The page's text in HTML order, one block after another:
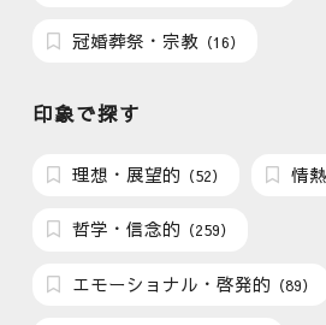
冠婚葬祭・宗教 （16）
印象で探す
理想・展望的 （52） 情
哲学・信念的 （259）
エモーショナル・啓発的 （89）